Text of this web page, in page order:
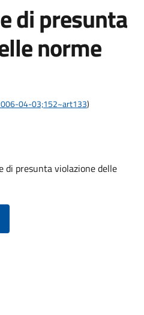
di presunta
norme
04-03;152~art133)
di presunta violazione delle